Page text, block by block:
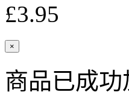
£3.95
×
商品已成